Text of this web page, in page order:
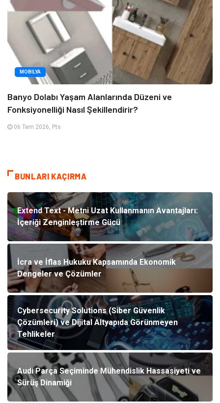
MOBILYA
Banyo Dolabı Yaşam Alanlarında Düzeni ve
Fonksiyonelliği Nasıl Şekillendirir?
06 Tem 2026, Pts
BUNLARI KAÇIRMA
Extend Text - Metni Uzat Kullanmanın Avantajları:
İçeriği Zenginleştirme Gücü
İcra ve İflas Hukuku Kapsamında Ekonomik
Dengeler ve Çözümler
Cybersecurity Solutions (Siber Güvenlik
Çözümleri) ve Dijital Altyapıda Görünmeyen
Tehlikeler
Audi Parça Seçiminde Mühendislik Hassasiyeti ve
Sürüş Dinamiği